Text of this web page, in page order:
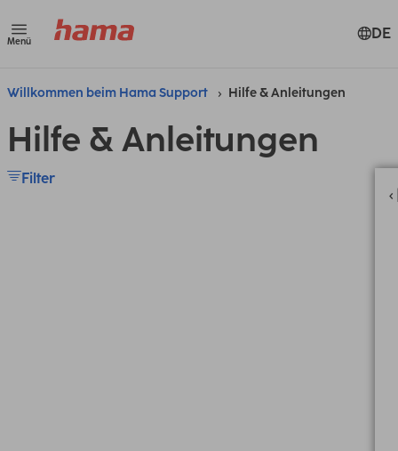
Menü DE
Willkommen beim Hama Support Hilfe & Anleitungen
Hilfe & Anleitungen
Filter